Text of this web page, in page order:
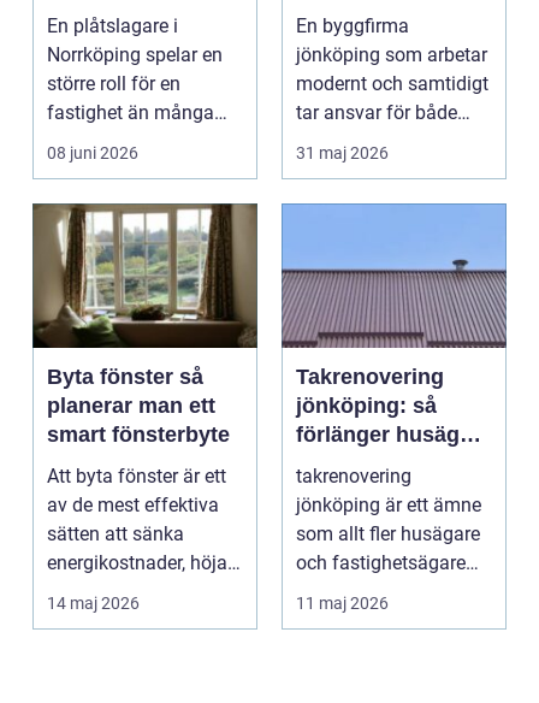
och hållbara
taklösningar
En plåtslagare i
Norrköping spelar en
större roll för en
fastighet än många
tänker på. Rätt
utformad...
08 juni 2026
fokus på trä
En byggfirma
jönköping som arbetar
modernt och samtidigt
tar ansvar för både
människa och miljö
behö...
31 maj 2026
Byta fönster så
planerar man ett
smart fönsterbyte
Att byta fönster är ett
av de mest effektiva
sätten att sänka
energikostnader, höja
komforten och ge...
14 maj 2026
Takrenovering
jönköping: så
förlänger husägare
livslängden på
sina tak
takrenovering
jönköping är ett ämne
som allt fler husägare
och fastighetsägare
intresserar sig för n...
11 maj 2026